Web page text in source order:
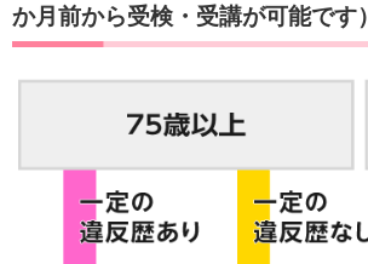
か月前から受検・受講が可能です）